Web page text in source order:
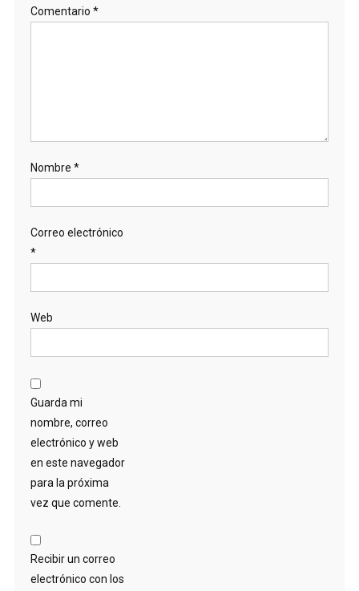
Comentario *
Nombre *
Correo electrónico
*
Web
Guarda mi
nombre, correo
electrónico y web
en este navegador
para la próxima
vez que comente.
Recibir un correo
electrónico con los